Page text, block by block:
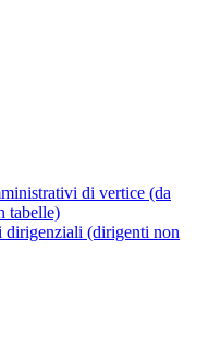
di vertice (da
tabelle)
(dirigenti non